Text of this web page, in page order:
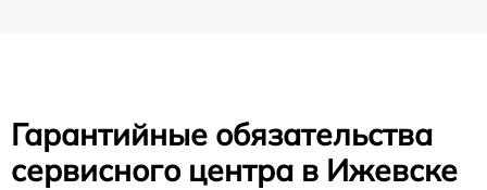
Гарантийные обязательства
сервисного центра в Ижевске